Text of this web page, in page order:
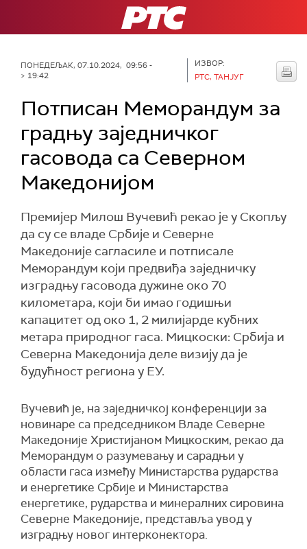
РТС
ПОНЕДЕЉАК, 07.10.2024, 09:56 -
> 19:42
ИЗВОР:
РТС, ТАНЈУГ
Потписан Меморандум за
градњу заједничког
гасовода са Северном
Македонијом
Премијер Милош Вучевић рекао је у Скопљу
да су се владе Србије и Северне
Македоније сагласиле и потписале
Меморандум који предвиђа заједничку
изградњу гасовода дужине око 70
километара, који би имао годишњи
капацитет од око 1, 2 милијарде кубних
метара природног гаса. Мицкоски: Србија и
Северна Македонија деле визију да је
будућност региона у ЕУ.
Вучевић је, на заједничкој конференцији за
новинаре са председником Владе Северне
Македоније Христијаном Мицкоским, рекао да
Меморандум о разумевању и сарадњи у
области гаса између Министарства рударства
и енергетике Србије и Министарства
енергетике, рударства и минералних сировина
Северне Македоније, представља увод у
изградњу новог интерконектора.